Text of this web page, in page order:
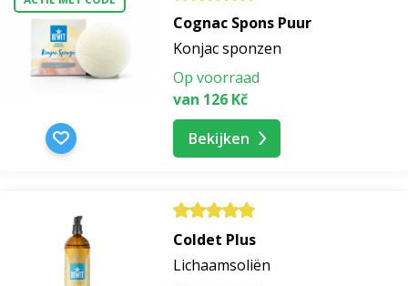
serum voor kringen onder de ogen
serum voor de vette huid
nagelserum
serum voor pigmentvlekken
Cognac Spons Puur
Konjac sponzen
Op voorraad
van 126 Kč
Bekijken
Coldet Plus
Lichaamsoliën